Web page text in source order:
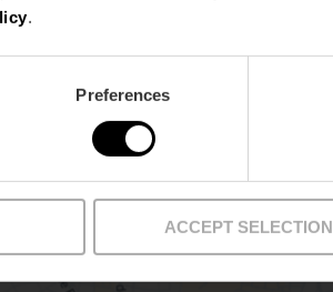
Preferences
ACCEPT SELECTION
València